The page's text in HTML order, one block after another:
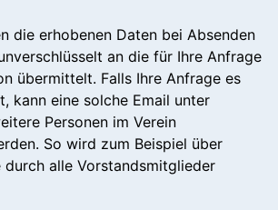
die erhobenen Daten bei Absenden
an die für Ihre Anfrage
übermittelt. Falls Ihre Anfrage es
kann eine solche Email unter
Personen im Verein
So wird zum Beispiel über
alle Vorstandsmitglieder